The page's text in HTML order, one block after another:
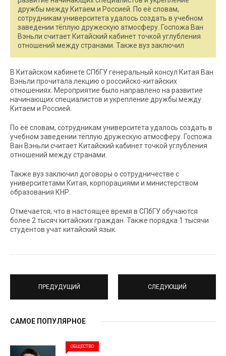
дружбы между Китаем и Россией. По её словам,
сотрудникам университета удалось создать в учебном
заведении тёплую дружескую атмосферу. Госпожа Ван
Вэньли считает Китайский кабинет точкой углубления
отношений между странами. Также вуз заключил
В Китайском кабинете СПбГУ генеральный консул Китая Ван
Вэньли прочитала лекцию о российско-китайских
отношениях. Мероприятие было направлено на развитие
начинающих специалистов и укрепление дружбы между
Китаем и Россией.
По её словам, сотрудникам университета удалось создать в
учебном заведении тёплую дружескую атмосферу. Госпожа
Ван Вэньли считает Китайский кабинет точкой углубления
отношений между странами.
Также вуз заключил договоры о сотрудничестве с
университетами Китая, корпорациями и министерством
образования КНР.
Отмечается, что в настоящее время в СПбГУ обучаются
более 2 тысяч китайских граждан. Также порядка 1 тысячи
студентов учат китайский язык.
ПРЕДУДУЩИЙ СЛЕДУЮЩИЙ
САМОЕ ПОПУЛЯРНОЕ
ОБЩЕСТВО